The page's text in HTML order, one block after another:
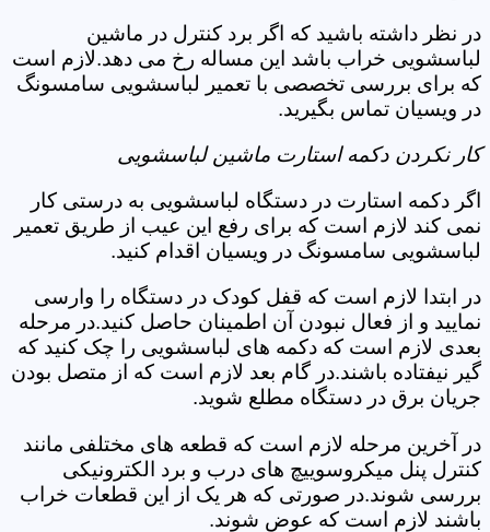
در نظر داشته باشید که اگر برد کنترل در ماشین
لباسشویی خراب باشد این مساله رخ می دهد.لازم است
که برای بررسی تخصصی با تعمیر لباسشویی سامسونگ
در ویسیان تماس بگیرید.
کار نکردن دکمه استارت ماشین لباسشویی
اگر دکمه استارت در دستگاه لباسشویی به درستی کار
نمی کند لازم است که برای رفع این عیب از طریق تعمیر
لباسشویی سامسونگ در ویسیان اقدام کنید.
در ابتدا لازم است که قفل کودک در دستگاه را وارسی
نمایید و از فعال نبودن آن اطمینان حاصل کنید.در مرحله
بعدی لازم است که دکمه های لباسشویی را چک کنید که
گیر نیفتاده باشند.در گام بعد لازم است که از متصل بودن
جریان برق در دستگاه مطلع شوید.
در آخرین مرحله لازم است که قطعه های مختلفی مانند
کنترل پنل میکروسوییچ های درب و برد الکترونیکی
بررسی شوند.در صورتی که هر یک از این قطعات خراب
باشند لازم است که عوض شوند.